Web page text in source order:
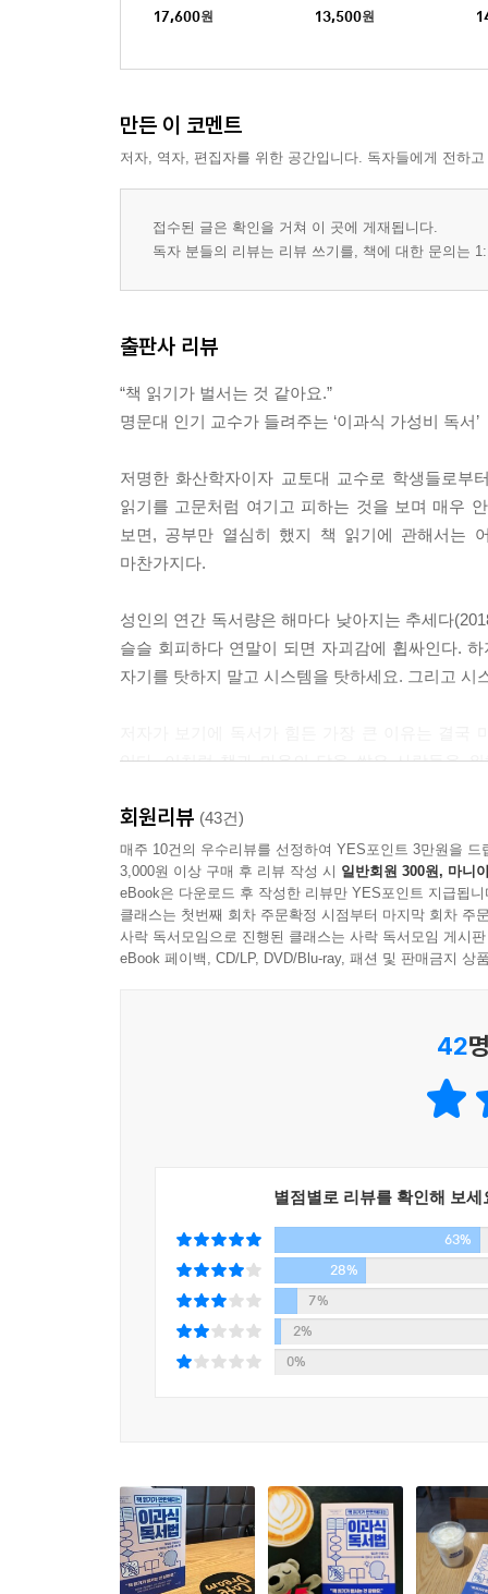
17,600원 13,500원
만든 이 코멘트
저자, 역자, 편집자를 위한 공간입니다. 독자들에게 전하
접수된 글은 확인을 거쳐 이 곳에 게재됩니다.
독자 분들의 리뷰는 리뷰 쓰기를, 책에 대한 문의는
출판사 리뷰
“책 읽기가 벌서는 것 같아요.”
명문대 인기 교수가 들려주는 ‘이과식 가성비 독서’
저명한 화산학자이자 교토대 교수로 학생들로부
읽기를 고문처럼 여기고 피하는 것을 보며 매우
보면, 공부만 열심히 했지 책 읽기에 관해서는
마찬가지다.
성인의 연간 독서량은 해마다 낮아지는 추세다
슬슬 회피하다 연말이 되면 자괴감에 휩싸인다.
자기를 탓하지 말고 시스템을 탓하세요. 그리고 시
있다. 이처럼 책과 마음의 담을 쌓은 사람들을
자신만의 ‘이과식’ 독서 노하우를 쉽고 유쾌하게 전
이과식 독서의 핵심은
‘미뤄두기’와 ‘요소분해’
굳이 ‘이과식’인 이유는 뭘까? “이과 사람들은 편
“나는 이과의 학문적 전통에는 본질을 추출하기
독서법에 응용한 것이라 하겠다.” (들어가며 중에서)
발휘한다. 저자는 책이란 끝까지 독파할 필요가
“난해한 책은 미뤄두기와 요소분해법을 활용해
접목하는 것이다. 현재 목적에서 벗어난 길은
마지막까지 읽는다고 훌륭하다며 상 주는 사람은
저자는 소비하는 독서와 생산하는 독서를 또렷하
펼치지 못하는 이유는 사실상 독서의 목적이 명
잡동사니를 늘리거나 마음의 짐만 더한다. 명확하
회원리뷰 (43건)
매주 10건의 우수리뷰를 선정하여 YES포인트 3만원을 드
3,000원 이상 구매 후 리뷰 작성 시 일반회원 300원, 마니
eBook은 다운로드 후 작성한 리뷰만 YES포인트 지급됩니
클래스는 첫번째 회차 주문확정 시점부터 마지막 회차 주
사락 독서모임으로 진행된 클래스는 사락 독서모임 게시
eBook 페이백, CD/LP, DVD/Blu-ray, 패션 및 판매금지 상
42
별점별로 리뷰를 확인해 보세
63%
28%
7%
2%
0%